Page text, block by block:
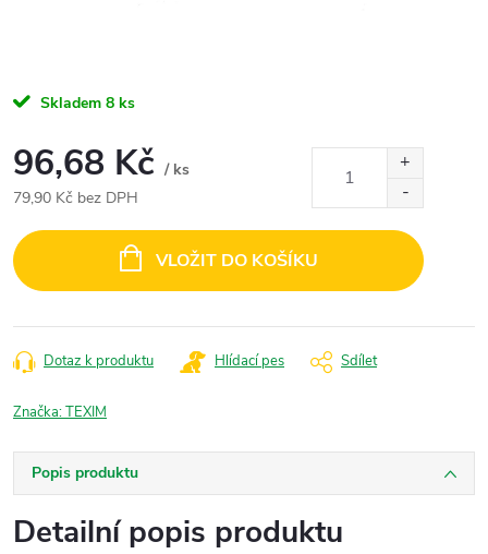
Skladem 8 ks
96,68 Kč / ks
79,90 Kč bez DPH
cena:
VLOŽIT DO KOŠÍKU
Dotaz k produktu Hlídací pes Sdílet
Značka:TEXIM
Popis produktu
Detailní popis produktu